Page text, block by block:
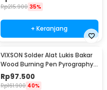
Rp215.900 35%
+ Keranjang
VIXSON Solder Alat Lukis Bakar
Wood Burning Pen Pyrography
60W 36 Set - CS-31 D
Rp97.500
Rp161.900 40%